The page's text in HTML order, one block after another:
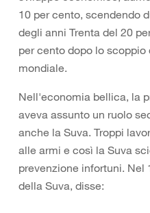
10 per cento, scendendo
degli anni Trenta del 20
per cento dopo lo scoppio
mondiale.
Nell'economia bellica, la
aveva assunto un ruolo
anche la Suva. Troppi
alle armi e così la Suva
prevenzione infortuni. Nel
della Suva, disse: